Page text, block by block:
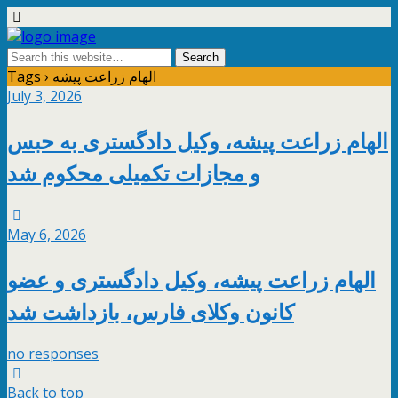
Tags › الهام زراعت پیشه
July 3, 2026
الهام زراعت پیشه، وکیل دادگستری به حبس
و مجازات تکمیلی محکوم شد
May 6, 2026
الهام زراعت پیشه، وکیل دادگستری و عضو
کانون وکلای فارس، بازداشت شد
no responses
Back to top